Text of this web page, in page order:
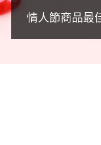
情人節商品最